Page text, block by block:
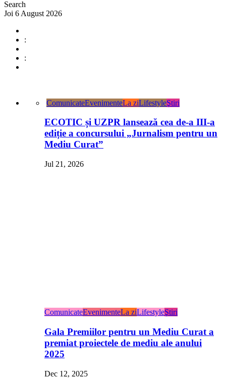
Search
Joi 6 August 2026
:
:
ComunicateEvenimenteLa ziLifestyleŞtiri
ECOTIC și UZPR lansează cea de-a III-a
ediție a concursului „Jurnalism pentru un
Mediu Curat”
Jul 21, 2026
ComunicateEvenimenteLa ziLifestyleŞtiri
Gala Premiilor pentru un Mediu Curat a
premiat proiectele de mediu ale anului
2025
Dec 12, 2025